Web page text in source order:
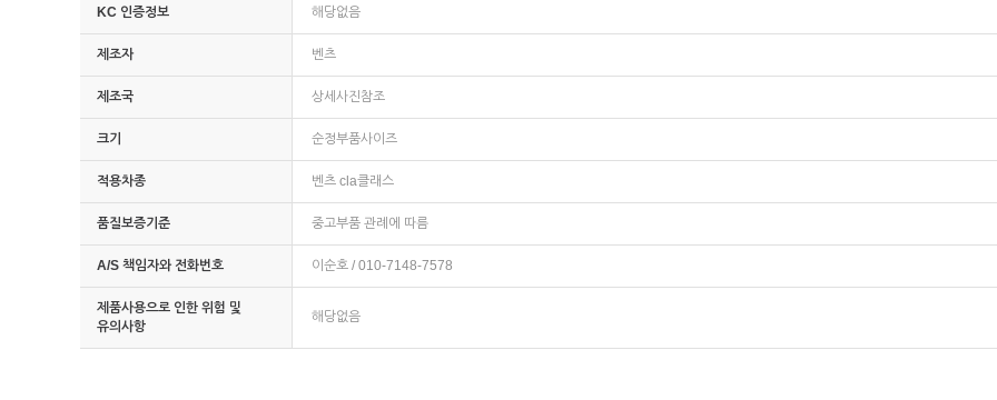
KC 인증정보 해당없음
제조자 벤츠
제조국 상세사진참조
크기 순정부품사이즈
적용차종 벤츠 cla클래스
품질보증기준 중고부품 관례에 따름
A/S 책임자와 전화번호 이순호 / 010-7148-7578
제품사용으로 인한 위험 및
유의사항
해당없음